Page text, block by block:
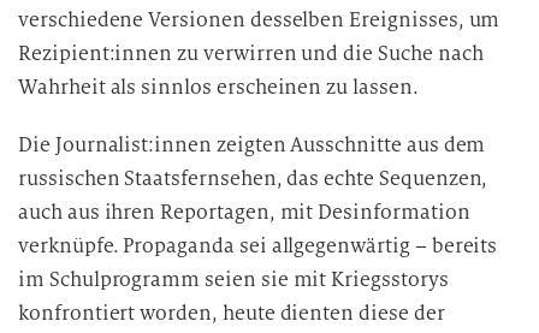
verschiedene Versionen desselben Ereignisses, um
Rezipient:innen zu verwirren und die Suche nach
Wahrheit als sinnlos erscheinen zu lassen.
Die Journalist:innen zeigten Ausschnitte aus dem
russischen Staatsfernsehen, das echte Sequenzen,
auch aus ihren Reportagen, mit Desinformation
verknüpfe. Propaganda sei allgegenwärtig – bereits
im Schulprogramm seien sie mit Kriegsstorys
konfrontiert worden, heute dienten diese der